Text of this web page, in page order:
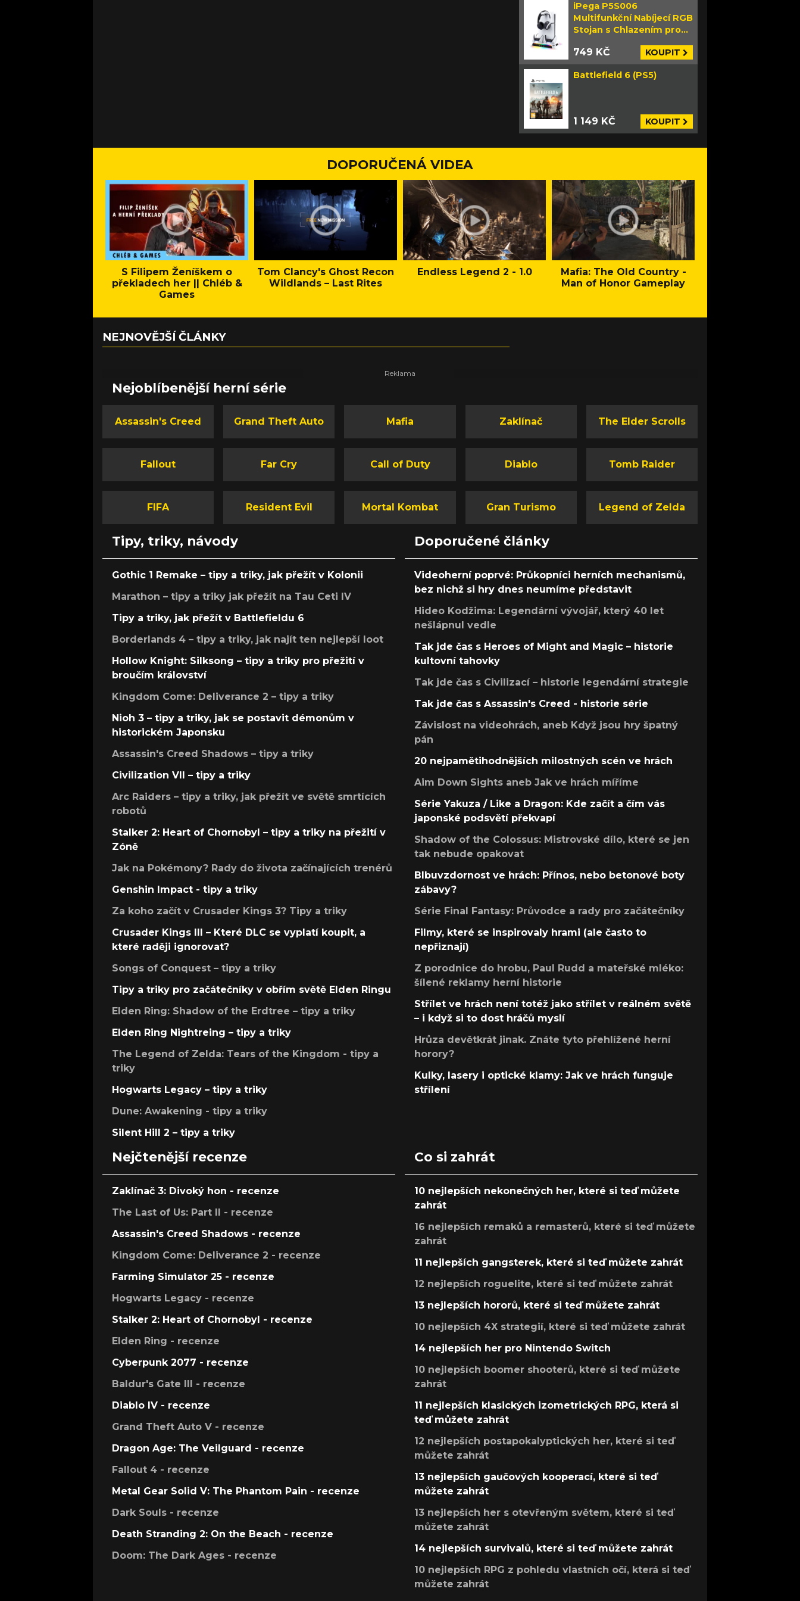
iPega P5S006
Multifunkční Nabíjecí RGB
Stojan s Chlazením pro
749 KČ KOUPIT
Battlefield 6 (PS5)
1 149 KČ KOUPIT
DOPORUČENÁ VIDEA
S Filipem Ženíškem o
překladech her || Chléb &
Games
Tom Clancy's Ghost Recon
Wildlands – Last Rites
Endless Legend 2 - 1.0
Mafia: The Old Country -
Man of Honor Gameplay
NEJNOVĚJŠÍ ČLÁNKY
Nejoblíbenější herní série
Assassin's Creed Grand Theft Auto Mafia Zaklínač The Elder Scrolls
Fallout Far Cry Call of Duty Diablo Tomb Raider
FIFA Resident Evil Mortal Kombat Gran Turismo Legend of Zelda
Tipy, triky, návody
Gothic 1 Remake – tipy a triky, jak přežít v Kolonii
Marathon – tipy a triky jak přežít na Tau Ceti IV
Tipy a triky, jak přežít v Battlefieldu 6
Borderlands 4 – tipy a triky, jak najít ten nejlepší loot
Hollow Knight: Silksong – tipy a triky pro přežití v
broučím království
Kingdom Come: Deliverance 2 – tipy a triky
Nioh 3 – tipy a triky, jak se postavit démonům v
historickém Japonsku
Assassin's Creed Shadows – tipy a triky
Civilization VII – tipy a triky
Arc Raiders – tipy a triky, jak přežít ve světě smrtících
robotů
Stalker 2: Heart of Chornobyl – tipy a triky na přežití v
Zóně
Jak na Pokémony? Rady do života začínajících trenérů
Genshin Impact - tipy a triky
Za koho začít v Crusader Kings 3? Tipy a triky
Crusader Kings III – Které DLC se vyplatí koupit, a
které raději ignorovat?
Songs of Conquest – tipy a triky
Tipy a triky pro začátečníky v obřím světě Elden Ringu
Elden Ring: Shadow of the Erdtree – tipy a triky
Elden Ring Nightreing – tipy a triky
The Legend of Zelda: Tears of the Kingdom - tipy a
triky
Hogwarts Legacy – tipy a triky
Dune: Awakening - tipy a triky
Silent Hill 2 – tipy a triky
Doporučené články
Videoherní poprvé: Průkopníci herních mechanismů,
bez nichž si hry dnes neumíme představit
Hideo Kodžima: Legendární vývojář, který 40 let
nešlápnul vedle
Tak jde čas s Heroes of Might and Magic – historie
kultovní tahovky
Tak jde čas s Civilizací – historie legendární strategie
Tak jde čas s Assassin's Creed - historie série
Závislost na videohrách, aneb Když jsou hry špatný
pán
20 nejpamětihodnějších milostných scén ve hrách
Aim Down Sights aneb Jak ve hrách míříme
Série Yakuza / Like a Dragon: Kde začít a čím vás
japonské podsvětí překvapí
Shadow of the Colossus: Mistrovské dílo, které se jen
tak nebude opakovat
Blbuvzdornost ve hrách: Přínos, nebo betonové boty
zábavy?
Série Final Fantasy: Průvodce a rady pro začátečníky
Filmy, které se inspirovaly hrami (ale často to
nepřiznají)
Z porodnice do hrobu, Paul Rudd a mateřské mléko:
šílené reklamy herní historie
Střílet ve hrách není totéž jako střílet v reálném světě
– i když si to dost hráčů myslí
Hrůza devětkrát jinak. Znáte tyto přehlížené herní
horory?
Kulky, lasery i optické klamy: Jak ve hrách funguje
střílení
Nejčtenější recenze
Zaklínač 3: Divoký hon - recenze
The Last of Us: Part II - recenze
Assassin's Creed Shadows - recenze
Kingdom Come: Deliverance 2 - recenze
Farming Simulator 25 - recenze
Hogwarts Legacy - recenze
Stalker 2: Heart of Chornobyl - recenze
Elden Ring - recenze
Cyberpunk 2077 - recenze
Baldur's Gate III - recenze
Diablo IV - recenze
Grand Theft Auto V - recenze
Dragon Age: The Veilguard - recenze
Fallout 4 - recenze
Metal Gear Solid V: The Phantom Pain - recenze
Dark Souls - recenze
Death Stranding 2: On the Beach - recenze
Doom: The Dark Ages - recenze
Co si zahrát
10 nejlepších nekonečných her, které si teď můžete
zahrát
16 nejlepších remaků a remasterů, které si teď můžete
zahrát
11 nejlepších gangsterek, které si teď můžete zahrát
12 nejlepších roguelite, které si teď můžete zahrát
13 nejlepších hororů, které si teď můžete zahrát
10 nejlepších 4X strategií, které si teď můžete zahrát
14 nejlepších her pro Nintendo Switch
10 nejlepších boomer shooterů, které si teď můžete
zahrát
11 nejlepších klasických izometrických RPG, která si
teď můžete zahrát
12 nejlepších postapokalyptických her, které si teď
můžete zahrát
13 nejlepších gaučových kooperací, které si teď
můžete zahrát
13 nejlepších her s otevřeným světem, které si teď
můžete zahrát
14 nejlepších survivalů, které si teď můžete zahrát
10 nejlepších RPG z pohledu vlastních očí, která si teď
můžete zahrát